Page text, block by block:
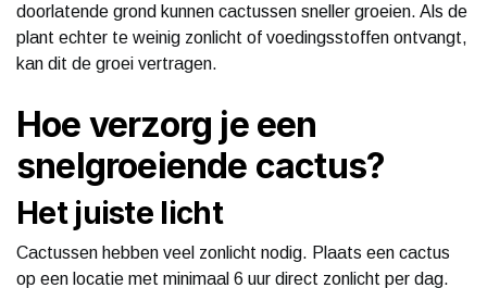
doorlatende grond kunnen cactussen sneller groeien. Als de
plant echter te weinig zonlicht of voedingsstoffen ontvangt,
kan dit de groei vertragen.
Hoe verzorg je een
snelgroeiende cactus?
Het juiste licht
Cactussen hebben veel zonlicht nodig. Plaats een cactus
op een locatie met minimaal 6 uur direct zonlicht per dag.